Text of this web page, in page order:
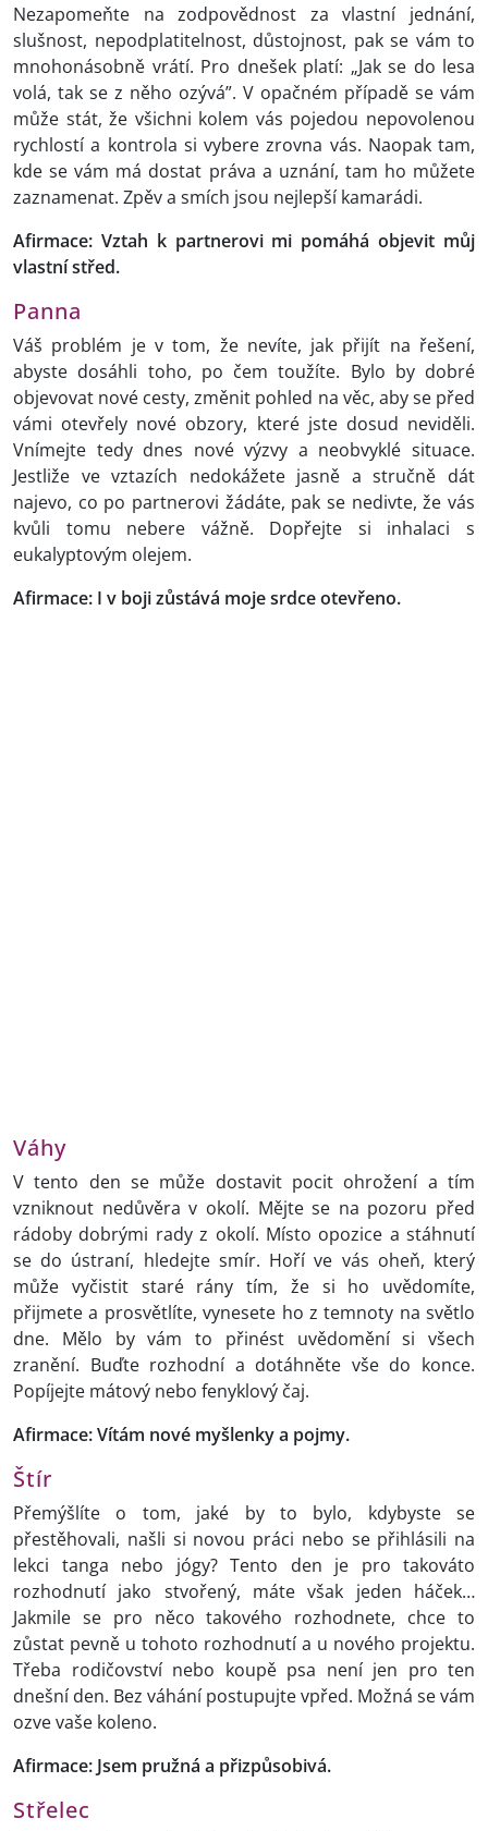
Nezapomeňte na zodpovědnost za vlastní jednání,
slušnost, nepodplatitelnost, důstojnost, pak se vám to
mnohonásobně vrátí. Pro dnešek platí: „Jak se do lesa
volá, tak se z něho ozývá”. V opačném případě se vám
může stát, že všichni kolem vás pojedou nepovolenou
rychlostí a kontrola si vybere zrovna vás. Naopak tam,
kde se vám má dostat práva a uznání, tam ho můžete
zaznamenat. Zpěv a smích jsou nejlepší kamarádi.
Afirmace: Vztah k partnerovi mi pomáhá objevit můj
vlastní střed.
Panna
Váš problém je v tom, že nevíte, jak přijít na řešení,
abyste dosáhli toho, po čem toužíte. Bylo by dobré
objevovat nové cesty, změnit pohled na věc, aby se před
vámi otevřely nové obzory, které jste dosud neviděli.
Vnímejte tedy dnes nové výzvy a neobvyklé situace.
Jestliže ve vztazích nedokážete jasně a stručně dát
najevo, co po partnerovi žádáte, pak se nedivte, že vás
kvůli tomu nebere vážně. Dopřejte si inhalaci s
eukalyptovým olejem.
Afirmace: I v boji zůstává moje srdce otevřeno.
Váhy
V tento den se může dostavit pocit ohrožení a tím
vzniknout nedůvěra v okolí. Mějte se na pozoru před
rádoby dobrými rady z okolí. Místo opozice a stáhnutí
se do ústraní, hledejte smír. Hoří ve vás oheň, který
může vyčistit staré rány tím, že si ho uvědomíte,
přijmete a prosvětlíte, vynesete ho z temnoty na světlo
dne. Mělo by vám to přinést uvědomění si všech
zranění. Buďte rozhodní a dotáhněte vše do konce.
Popíjejte mátový nebo fenyklový čaj.
Afirmace: Vítám nové myšlenky a pojmy.
Štír
Přemýšlíte o tom, jaké by to bylo, kdybyste se
přestěhovali, našli si novou práci nebo se přihlásili na
lekci tanga nebo jógy? Tento den je pro takováto
rozhodnutí jako stvořený, máte však jeden háček…
Jakmile se pro něco takového rozhodnete, chce to
zůstat pevně u tohoto rozhodnutí a u nového projektu.
Třeba rodičovství nebo koupě psa není jen pro ten
dnešní den. Bez váhání postupujte vpřed. Možná se vám
ozve vaše koleno.
Afirmace: Jsem pružná a přizpůsobivá.
Střelec